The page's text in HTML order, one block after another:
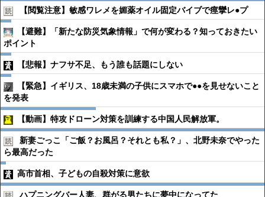
【閲覧注意】敏感ワレメを媚薬オイル固定バイブで痙攣レ●︎プ
【避難】「新たな防災気象情報」で何が変わる？知っておきたい
ポイント
【悲報】ナフサ不足、もう誰も話題にしない
【緊急】イギリス、18歳未満の子供にスマホで●●を見せないこと
を発表
【動画】特攻ドローン対策を訓練する中国人民解放軍。
新妻ごっこ「ご飯？お風呂？それとも私？」、北野未奈でやった
ら最高だった
高市首相、子どもの自殺対策に意欲
ハプニングバー人妻、群がる男たちに夢中になってた